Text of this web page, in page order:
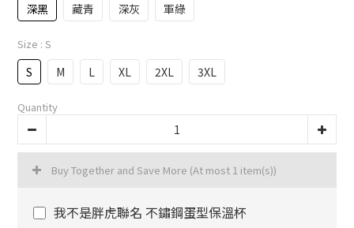
深黑 藏青 深灰 軍綠
Size : S
S M L XL 2XL 3XL
Quantity
Buy Together and Save More (At most 1 item(s))
我不是胖虎聯名 不鏽鋼蛋型保溫杯